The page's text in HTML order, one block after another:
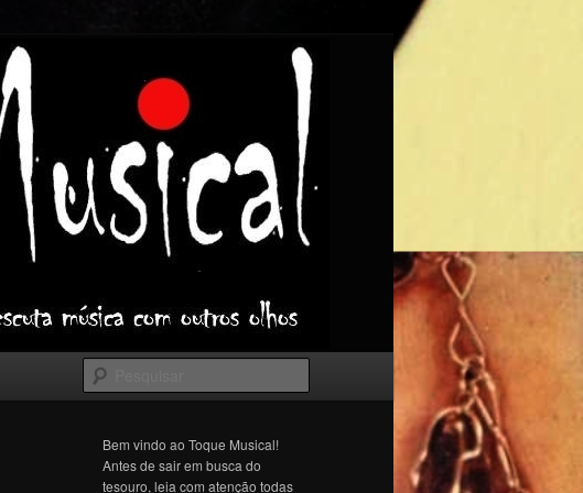
Bem vindo ao Toque Musical!
Antes de sair em busca do
tesouro, leia com atenção todas